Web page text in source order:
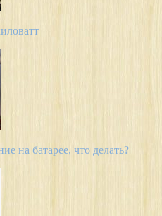
на батарее, что делать?